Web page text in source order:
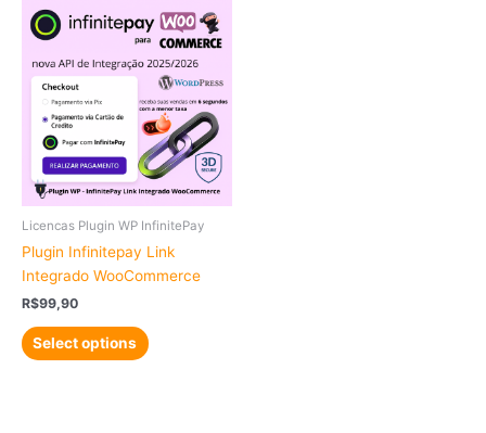
Licencas Plugin WP InfinitePay
Plugin Infinitepay Link
Integrado WooCommerce
R$99,90
Select options